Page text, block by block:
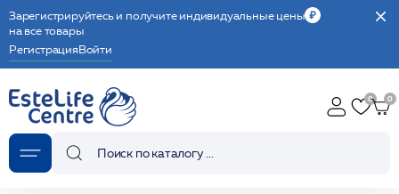
Зарегистрируйтесь и получите индивидуальные цены
на все товары
РегистрацияВойти